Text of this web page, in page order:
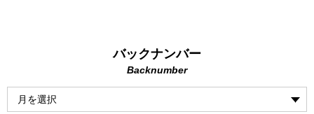
バックナンバー
Backnumber